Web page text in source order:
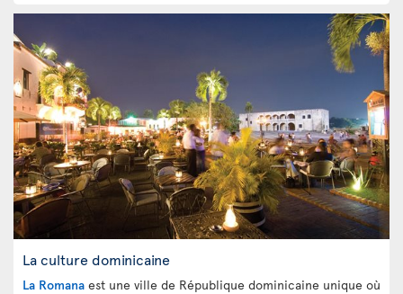
La culture dominicaine
La Romana est une ville de République dominicaine unique où